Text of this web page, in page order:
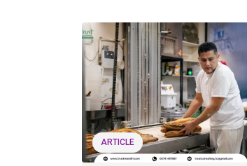
ARTICLE